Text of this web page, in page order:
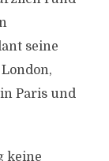
seine
Paris und
keine